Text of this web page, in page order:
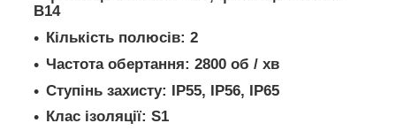
В14
Кількість полюсів: 2
Частота обертання: 2800 об / хв
Ступінь захисту: IP55, IP56, IP65
Клас ізоляції: S1